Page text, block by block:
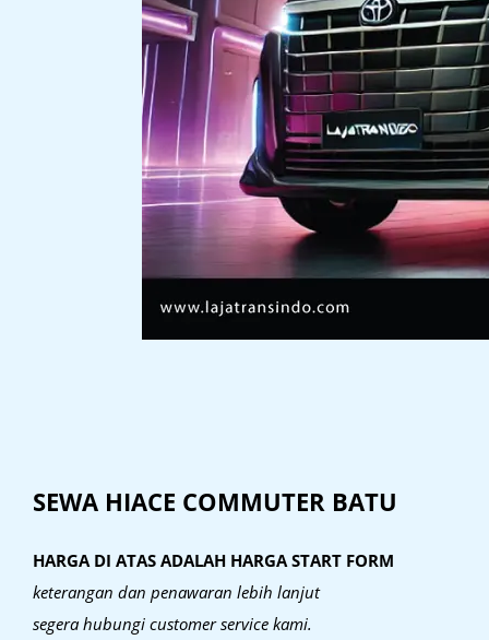
SEWA HIACE COMMUTER BATU
HARGA DI ATAS ADALAH HARGA START FORM
keterangan dan penawaran lebih lanjut
segera hubungi customer service kami.